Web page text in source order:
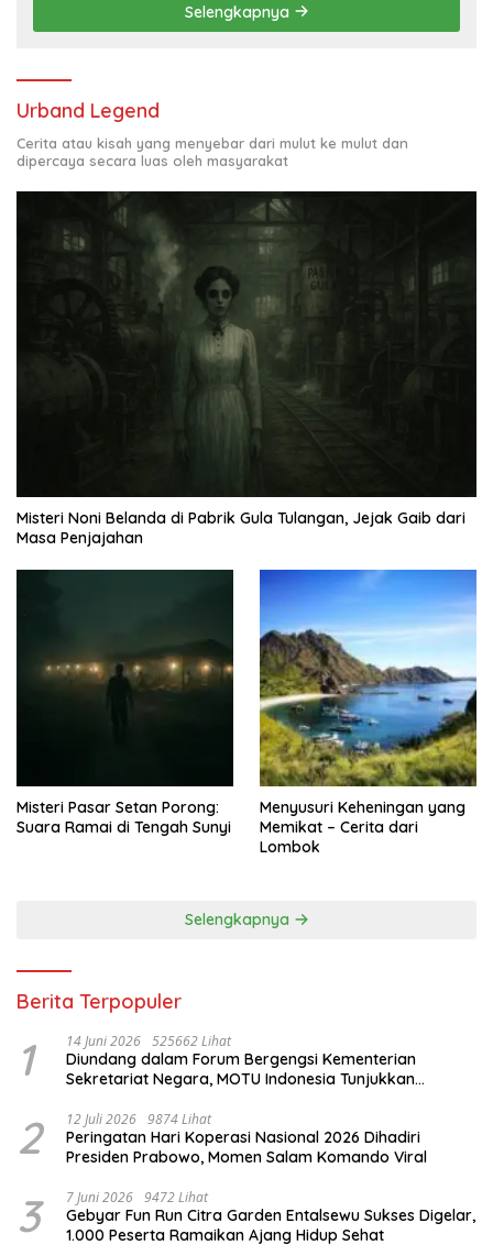
Selengkapnya
Urband Legend
Cerita atau kisah yang menyebar dari mulut ke mulut dan
dipercaya secara luas oleh masyarakat
Misteri Noni Belanda di Pabrik Gula Tulangan, Jejak Gaib dari
Masa Penjajahan
Misteri Pasar Setan Porong:
Suara Ramai di Tengah Sunyi
Menyusuri Keheningan yang
Memikat – Cerita dari
Lombok
Selengkapnya
Berita Terpopuler
1 14 Juni 2026 525662 Lihat
Diundang dalam Forum Bergengsi Kementerian
Sekretariat Negara, MOTU Indonesia Tunjukkan
2 12 Juli 2026 9874 Lihat
Peringatan Hari Koperasi Nasional 2026 Dihadiri
Presiden Prabowo, Momen Salam Komando Viral
3 7 Juni 2026 9472 Lihat
Gebyar Fun Run Citra Garden Entalsewu Sukses Digelar,
1.000 Peserta Ramaikan Ajang Hidup Sehat